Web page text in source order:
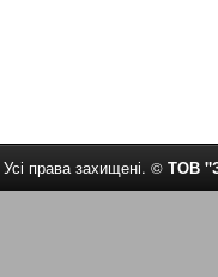
Усі права захищені. © ТОВ